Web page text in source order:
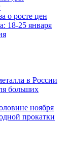
о росте цен
18-25 января
в России
больших
ноября
прокатки